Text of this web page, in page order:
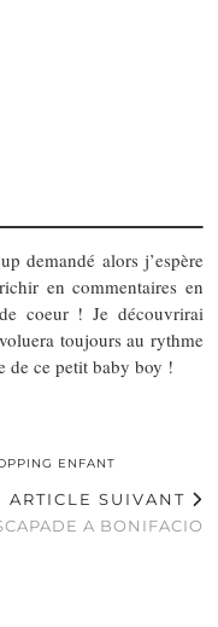
demandé alors j’espère
en commentaires en
coeur ! Je découvrirai
toujours au rythme
de ce petit baby boy !
ENFANT
ARTICLE SUIVANT
A BONIFACIO